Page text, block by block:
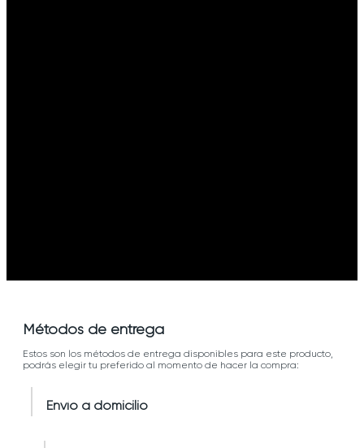
Métodos de entrega
Estos son los métodos de entrega disponibles para este producto,
podrás elegir tu preferido al momento de hacer la compra:
Envío a domicilio